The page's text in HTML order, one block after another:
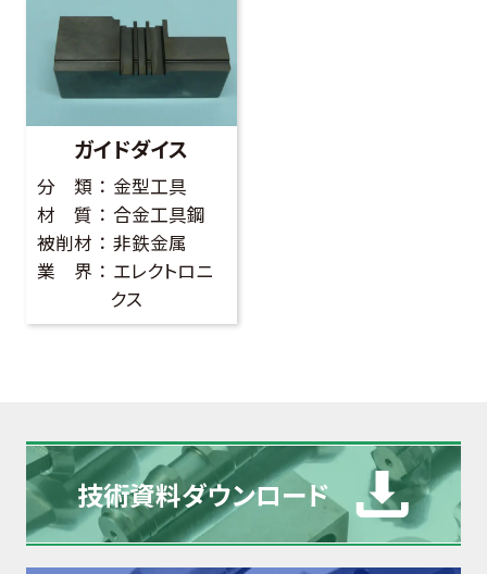
ガイドダイス
分 類
金型工具
材 質
合金工具鋼
被削材
非鉄金属
業 界
エレクトロニ
クス
技術資料ダウンロード